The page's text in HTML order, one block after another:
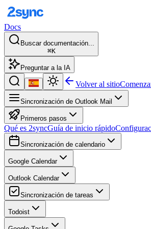
Docs
Buscar documentación...
⌘K
Preguntar a la IA
Volver al sitio
Sincronización de Outlook Mail
Primeros pasos
Qué es 2syncGuía de inicio rápido
Sincronización de calendario
Google Calendar
Outlook Calendar
Sincronización de tareas
Todoist